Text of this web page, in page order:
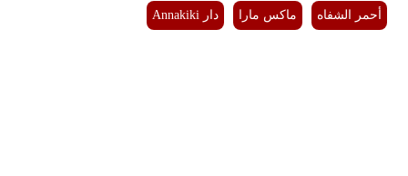
أحمر الشفاه ماكس مارا دار Annakiki